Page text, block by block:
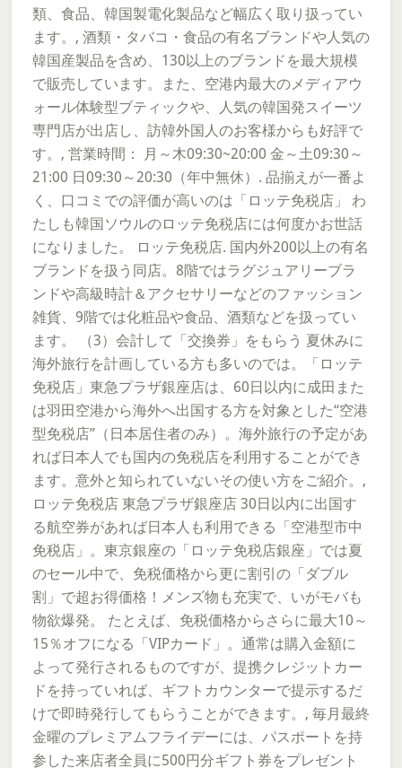
類、食品、韓国製電化製品など幅広く取り扱ってい
ます。, 酒類・タバコ・食品の有名ブランドや人気の
韓国産製品を含め、130以上のブランドを最大規模
で販売しています。また、空港内最大のメディアウ
ォール体験型ブティックや、人気の韓国発スイーツ
専門店が出店し、訪韓外国人のお客様からも好評で
す。, 営業時間： 月～木09:30~20:00 金～土09:30～
21:00 日09:30～20:30（年中無休）. 品揃えが一番よ
く、口コミでの評価が高いのは「ロッテ免税店」 わ
たしも韓国ソウルのロッテ免税店には何度かお世話
になりました。 ロッテ免税店. 国内外200以上の有名
ブランドを扱う同店。8階ではラグジュアリーブラ
ンドや高級時計＆アクセサリーなどのファッション
雑貨、9階では化粧品や食品、酒類などを扱ってい
ます。 （3）会計して「交換券」をもらう 夏休みに
海外旅行を計画している方も多いのでは。「ロッテ
免税店」東急プラザ銀座店は、60日以内に成田また
は羽田空港から海外へ出国する方を対象とした“空港
型免税店”（日本居住者のみ）。海外旅行の予定があ
れば日本人でも国内の免税店を利用することができ
ます。意外と知られていないその使い方をご紹介。,
ロッテ免税店 東急プラザ銀座店 30日以内に出国す
る航空券があれば日本人も利用できる「空港型市中
免税店」。東京銀座の「ロッテ免税店銀座」では夏
のセール中で、免税価格から更に割引の「ダブル
割」で超お得価格！メンズ物も充実で、いがモバも
物欲爆発。 たとえば、免税価格からさらに最大10～
15％オフになる「VIPカード」。通常は購入金額に
よって発行されるものですが、提携クレジットカー
ドを持っていれば、ギフトカウンターで提示するだ
けで即時発行してもらうことができます。, 毎月最終
金曜のプレミアムフライデーには、パスポートを持
参した来店者全員に500円分ギフト券をプレゼント